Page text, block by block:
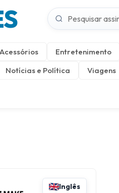
Entretenimento
Notícias e Política Viagens
Inglês